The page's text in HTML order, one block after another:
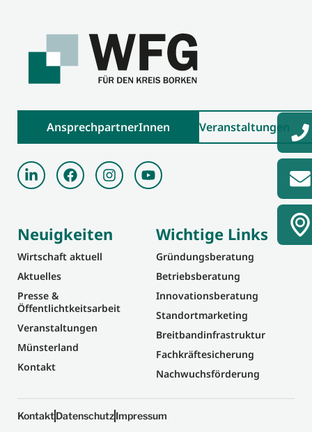
AnsprechpartnerInnen Veranstaltungen
Neuigkeiten
Wirtschaft aktuell
Aktuelles
Presse &
Öffentlichtkeitsarbeit
Veranstaltungen
Münsterland
Kontakt
Wichtige Links
Gründungsberatung
Betriebsberatung
Innovationsberatung
Standortmarketing
Breitbandinfrastruktur
Fachkräftesicherung
Nachwuchsförderung
KontaktDatenschutzImpressum